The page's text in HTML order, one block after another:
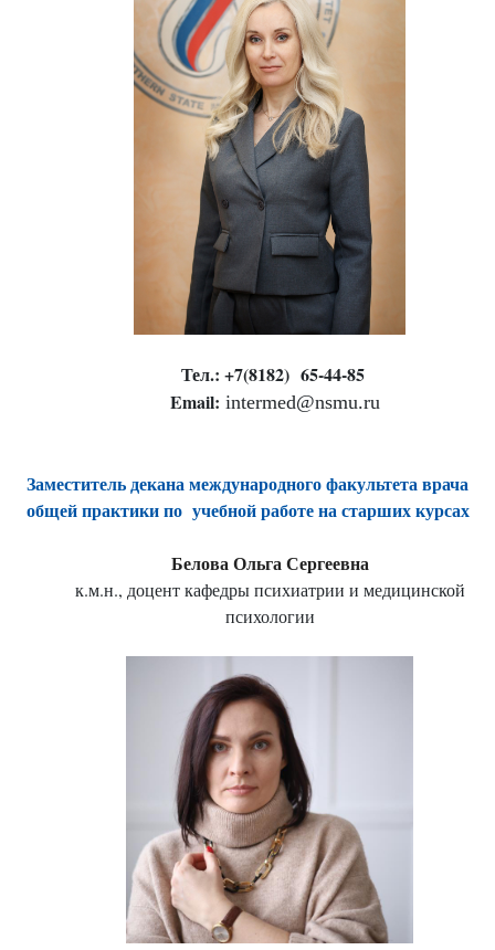
Тел.: +7(8182) 65-44-85
Email: intermed@nsmu.ru
Заместитель декана международного факультета врача
общей практики по учебной работе на старших курсах
Белова Ольга Сергеевна
к.м.н., доцент кафедры психиатрии и медицинской
психологии